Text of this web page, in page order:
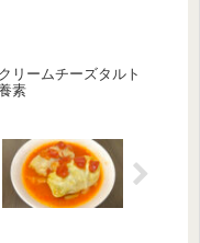
リームチーズタルト
素